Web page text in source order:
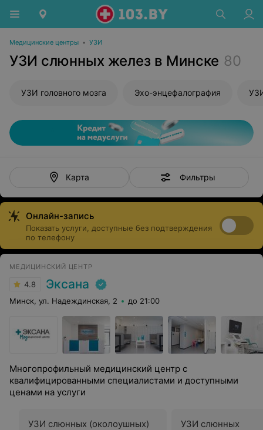
Медицинские центры • УЗИ
УЗИ слюнных желез в Минске 80
УЗИ головного мозга Эхо-энцефалография
Карта Фильтры
Онлайн-запись
Показать услуги, доступные без подтверждения
по телефону
МЕДИЦИНСКИЙ ЦЕНТР
4.8 Эксана
Минск, ул. Надеждинская, 2 до 21:00
Многопрофильный медицинский центр с
квалифицированными специалистами и доступными
ценами на услуги
УЗИ слюнных (околоушных)
УЗИ слюнных